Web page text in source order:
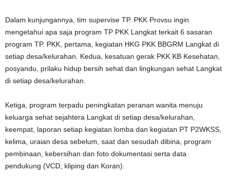
Dalam kunjungannya, tim supervise TP. PKK Provsu ingin
mengetahui apa saja program TP PKK Langkat terkait 6 sasaran
program TP. PKK, pertama, kegiatan HKG PKK BBGRM Langkat di
setiap desa/kelurahan. Kedua, kesatuan gerak PKK KB Kesehatan,
posyandu, prilaku hidup bersih sehat dan lingkungan sehat Langkat
di setiap desa/kelurahan.
Ketiga, program terpadu peningkatan peranan wanita menuju
keluarga sehat sejahtera Langkat di setiap desa/kelurahan,
keempat, laporan setiap kegiatan lomba dan kegiatan PT P2WKSS,
kelima, uraian desa sebelum, saat dan sesudah dibina, program
pembinaan, kebersihan dan foto dokumentasi serta data
pendukung (VCD, kliping dan Koran).